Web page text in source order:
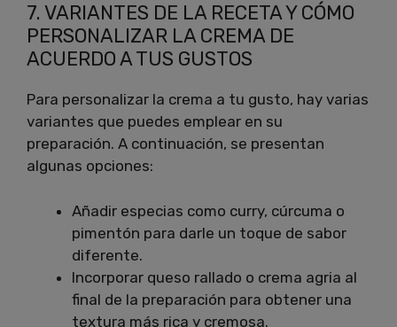
7. VARIANTES DE LA RECETA Y CÓMO
PERSONALIZAR LA CREMA DE
ACUERDO A TUS GUSTOS
Para personalizar la crema a tu gusto, hay varias
variantes que puedes emplear en su
preparación. A continuación, se presentan
algunas opciones:
Añadir especias como curry, cúrcuma o
pimentón para darle un toque de sabor
diferente.
Incorporar queso rallado o crema agria al
final de la preparación para obtener una
textura más rica y cremosa.